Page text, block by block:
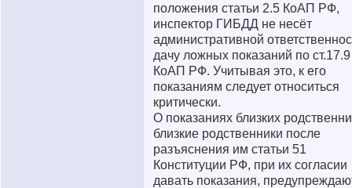
положения статьи 2.5 КоАП РФ,
инспектор ГИБДД не несёт
административной
дачу ложных показаний по ст.17.9
КоАП РФ. Учитывая это, к его
показаниям следует относиться
критически.
О показаниях близких
близкие родственники после
разъяснения им статьи 51
Конституции РФ, при их согласии
давать показания,